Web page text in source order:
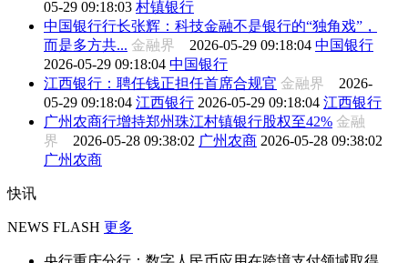
05-29 09:18:03 村镇银行
中国银行行长张辉：科技金融不是银行的“独角戏”，
而是多方共... 金融界 2026-05-29 09:18:04 中国银行
2026-05-29 09:18:04 中国银行
江西银行：聘任钱正担任首席合规官 金融界 2026-
05-29 09:18:04 江西银行 2026-05-29 09:18:04 江西银行
广州农商行增持郑州珠江村镇银行股权至42% 金融
界 2026-05-28 09:38:02 广州农商 2026-05-28 09:38:02
广州农商
快讯
NEWS FLASH 更多